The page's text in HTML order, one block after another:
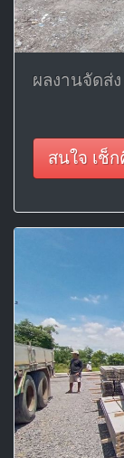
ผลงานจัดส่
สนใจ เช็